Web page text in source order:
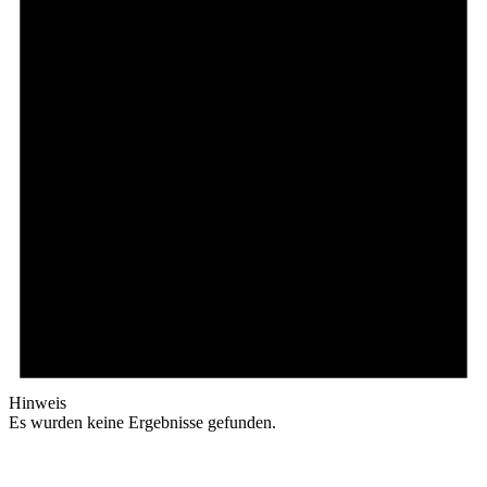
Hinweis
Es wurden keine Ergebnisse gefunden.